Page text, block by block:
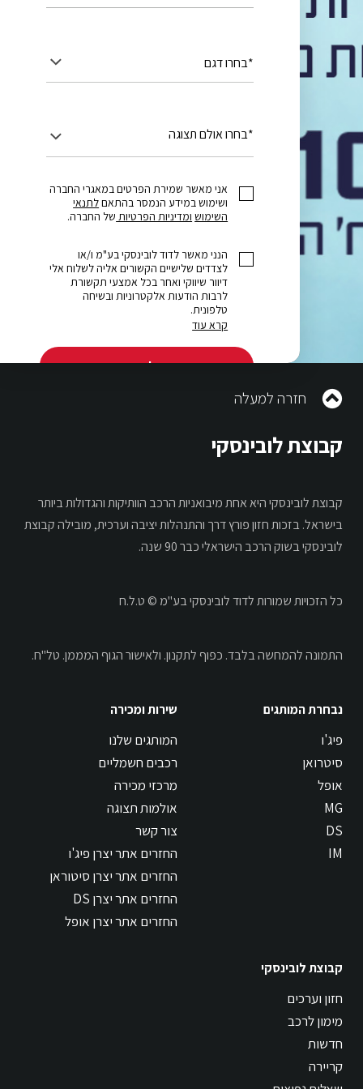
*בחרו דגם
*בחרו אולם תצוגה
אני מאשר שמירת הפרטים במאגרי החברה
ושימוש במידע הנמסר בהתאםלתנאי
השימוש ומדיניות הפרטיות של החברה.
הנני מאשר לדוד לובינסקי בע"מ ו/או
לצדדים שלישיים הקשורים אליה לשלוח אלי
דיוור שיווקי ואחר בכל אמצעי תקשורת
לרבות הודעות אלקטרוניות ובשיחה
טלפונית.
קרא עוד
הנני מאשר לדוד לובינסקי בע"מ ו/או
לצדדים שלישיים הקשורים אליה לשלוח
אלי דיוור שיווקי ואחר בכל אמצעי תקשורת
קרא עוד
חזרה למעלה
קבוצת לובינסקי
קבוצת לובינסקי היא אחת מיבואניות הרכב הוותיקות והגדולות ביותר
בישראל. בזכות חזון פורץ דרך והתנהלות יציבה וערכית, מובילה קבוצת
לובינסקי בשוק הרכב הישראלי כבר 90 שנה.
כל הזכויות שמורות לדוד לובינסקי בע"מ © ט.ל.ח
התמונה להמחשה בלבד. כפוף לתקנון. ולאישור הגוף המממן. טל"ח.
נבחרת המותגים
פיג'ו
סיטרואן
אופל
MG
DS
IM
שירות ומכירה
המותגים שלנו
רכבים חשמליים
מרכזי מכירה
אולמות תצוגה
צור קשר
החזרים אתר יצרן פיג'ו
החזרים אתר יצרן סיטוראן
החזרים אתר יצרן DS
החזרים אתר יצרן אופל
קבוצת לובינסקי
חזון וערכים
מימון לרכב
חדשות
קריירה